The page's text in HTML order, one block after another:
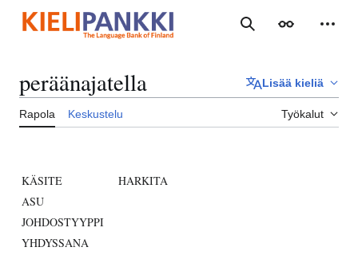
sisältöön
Haku Ulkoasu
peräänajatella Lisää kieliä
Rapola Keskustelu Työkalut
KÄSITE
HARKITA
ASU
JOHDOSTYYPPI
YHDYSSANA